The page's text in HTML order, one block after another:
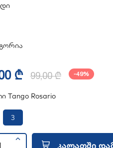
₾ 99,00 ₾ -49%
Tango Rosario
3
კალათში